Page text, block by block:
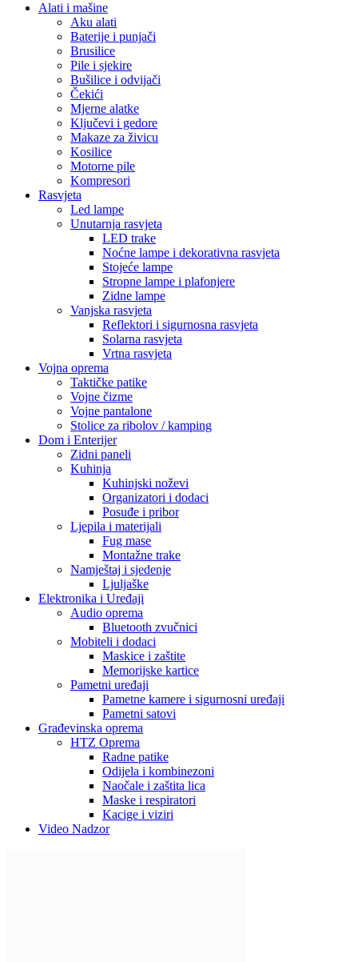
Alati i mašine
Aku alati
Baterije i punjači
Brusilice
Pile i sjekire
Bušilice i odvijači
Čekići
Mjerne alatke
Ključevi i gedore
Makaze za živicu
Kosilice
Motorne pile
Kompresori
Rasvjeta
Led lampe
Unutarnja rasvjeta
LED trake
Noćne lampe i dekorativna rasvjeta
Stojeće lampe
Stropne lampe i plafonjere
Zidne lampe
Vanjska rasvjeta
Reflektori i sigurnosna rasvjeta
Solarna rasvjeta
Vrtna rasvjeta
Vojna oprema
Taktičke patike
Vojne čizme
Vojne pantalone
Stolice za ribolov / kamping
Dom i Enterijer
Zidni paneli
Kuhinja
Kuhinjski noževi
Organizatori i dodaci
Posuđe i pribor
Ljepila i materijali
Fug mase
Montažne trake
Namještaj i sjedenje
Ljuljaške
Elektronika i Uređaji
Audio oprema
Bluetooth zvučnici
Mobiteli i dodaci
Maskice i zaštite
Memorijske kartice
Pametni uređaji
Pametne kamere i sigurnosni uređaji
Pametni satovi
Građevinska oprema
HTZ Oprema
Radne patike
Odijela i kombinezoni
Naočale i zaštita lica
Maske i respiratori
Kacige i viziri
Video Nadzor